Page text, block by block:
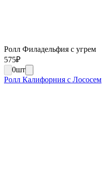
Ролл Филадельфия с угрем
575₽
0шт
Ролл Калифорния с Лососем